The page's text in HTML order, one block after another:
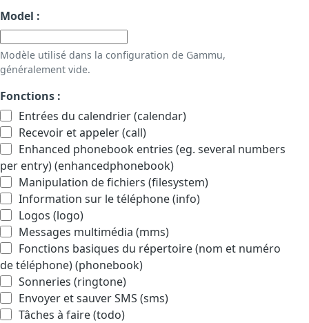
Model :
Modèle utilisé dans la configuration de Gammu,
généralement vide.
Fonctions :
Entrées du calendrier (calendar)
Recevoir et appeler (call)
Enhanced phonebook entries (eg. several numbers
per entry) (enhancedphonebook)
Manipulation de fichiers (filesystem)
Information sur le téléphone (info)
Logos (logo)
Messages multimédia (mms)
Fonctions basiques du répertoire (nom et numéro
de téléphone) (phonebook)
Sonneries (ringtone)
Envoyer et sauver SMS (sms)
Tâches à faire (todo)